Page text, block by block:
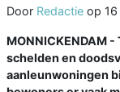
Door Redactie op
MONNICKENDAM
schelden en
aanleunwoningen